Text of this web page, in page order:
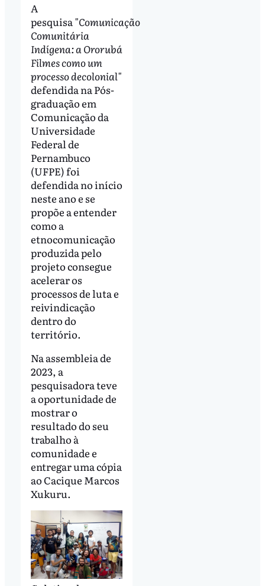
A
pesquisa"Comunicação
Comunitária
Indígena: a Ororubá
Filmes como um
processo decolonial"
defendida na Pós-
graduação em
Comunicação da
Universidade
Federal de
Pernambuco
(UFPE) foi
defendida no início
neste ano e se
propõe a entender
como a
etnocomunicação
produzida pelo
projeto consegue
acelerar os
processos de luta e
reivindicação
dentro do
território.
Na assembleia de
2023, a
pesquisadora teve
a oportunidade de
mostrar o
resultado do seu
trabalho à
comunidade e
entregar uma cópia
ao Cacique Marcos
Xukuru.